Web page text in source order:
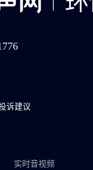
诉建议
实时音视频